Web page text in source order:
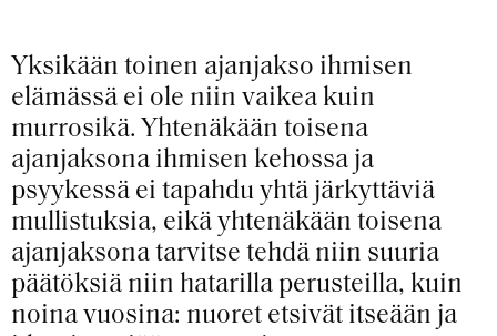
Yksikään toinen ajanjakso ihmisen
elämässä ei ole niin vaikea kuin
murrosikä. Yhtenäkään toisena
ajanjaksona ihmisen kehossa ja
psyykessä ei tapahdu yhtä järkyttäviä
mullistuksia, eikä yhtenäkään toisena
ajanjaksona tarvitse tehdä niin suuria
päätöksiä niin hatarilla perusteilla, kuin
noina vuosina: nuoret etsivät itseään ja